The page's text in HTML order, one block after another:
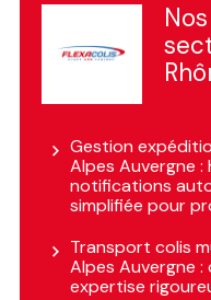
Gestion
Alpes Auvergne
notifications
simplifiée pour
Transport colis
Alpes Auvergne
expertise